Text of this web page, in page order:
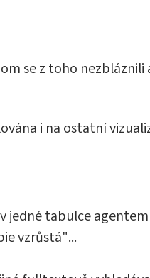
se z toho
i na ostatní
tabulce
vzrůstá"...